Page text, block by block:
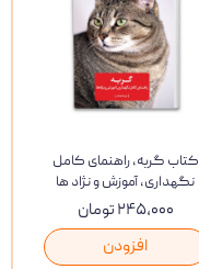
کتاب گربه, راهنمای کامل
نگهداری, آموزش و نژاد ها
۲۴۵,۰۰۰ تومان
افزودن